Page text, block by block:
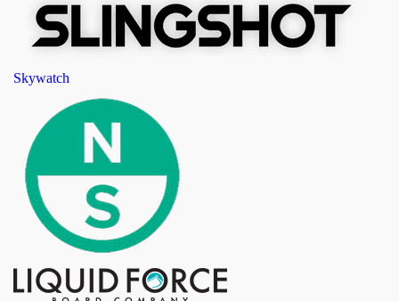
Skywatch